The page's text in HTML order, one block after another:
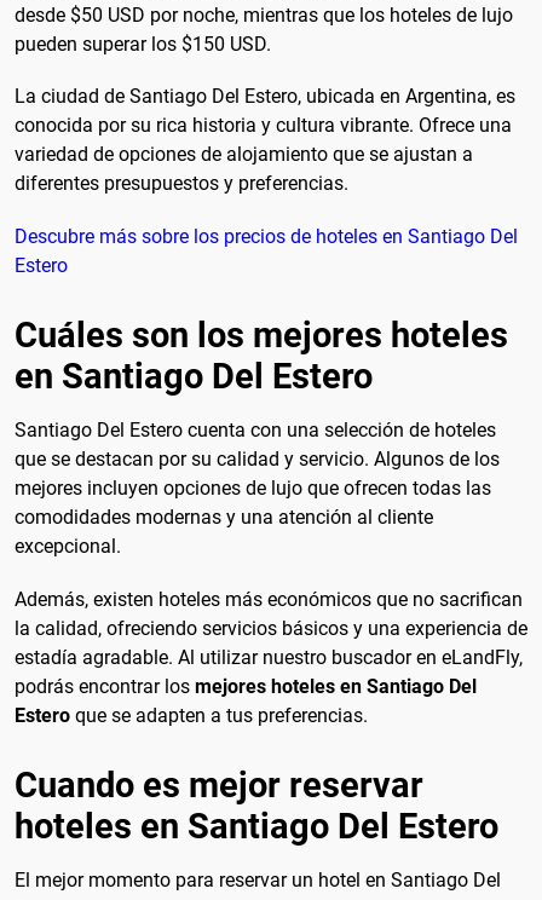
desde $50 USD por noche, mientras que los hoteles de lujo
pueden superar los $150 USD.
La ciudad de Santiago Del Estero, ubicada en Argentina, es
conocida por su rica historia y cultura vibrante. Ofrece una
variedad de opciones de alojamiento que se ajustan a
diferentes presupuestos y preferencias.
Descubre más sobre los precios de hoteles en Santiago Del
Estero
Cuáles son los mejores hoteles
en Santiago Del Estero
Santiago Del Estero cuenta con una selección de hoteles
que se destacan por su calidad y servicio. Algunos de los
mejores incluyen opciones de lujo que ofrecen todas las
comodidades modernas y una atención al cliente
excepcional.
Además, existen hoteles más económicos que no sacrifican
la calidad, ofreciendo servicios básicos y una experiencia de
estadía agradable. Al utilizar nuestro buscador en eLandFly,
podrás encontrar los mejores hoteles en Santiago Del
Estero que se adapten a tus preferencias.
Cuando es mejor reservar
hoteles en Santiago Del Estero
El mejor momento para reservar un hotel en Santiago Del